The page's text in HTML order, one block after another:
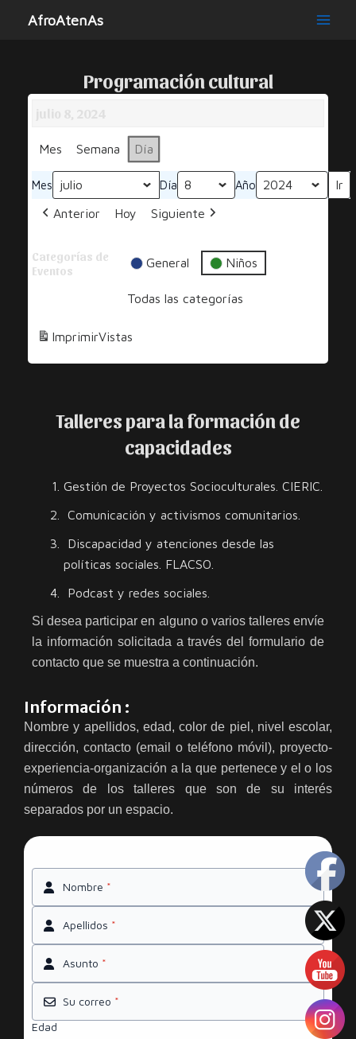
AfroAtenAs
Programación cultural
Mes Semana Día
Mes Día Año
Anterior Hoy Siguiente
Categorías de
Eventos
General Niños
Todas las categorías
ImprimirVistas
Talleres para la formación de
capacidades
Gestión de Proyectos Socioculturales. CIERIC.
Comunicación y activismos comunitarios.
Discapacidad y atenciones desde las
políticas sociales. FLACSO.
Podcast y redes sociales.
Si desea participar en alguno o varios talleres envíe
la información solicitada a través del formulario de
contacto que se muestra a continuación.
Información :
Nombre y apellidos, edad, color de piel, nivel escolar,
dirección, contacto (email o teléfono móvil), proyecto-
experiencia-organización a la que pertenece y el o los
números de los talleres que son de su interés
separados por un espacio.
Nombre *
Apellidos *
Asunto *
Su correo *
Edad